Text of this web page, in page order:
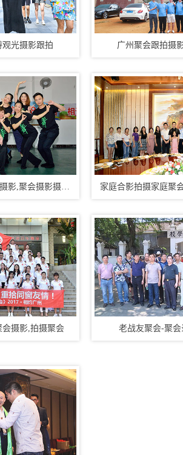
光摄影跟拍 广州聚会跟拍摄
家庭合影拍摄家庭聚
摄影,拍摄聚会 老战友聚会-聚